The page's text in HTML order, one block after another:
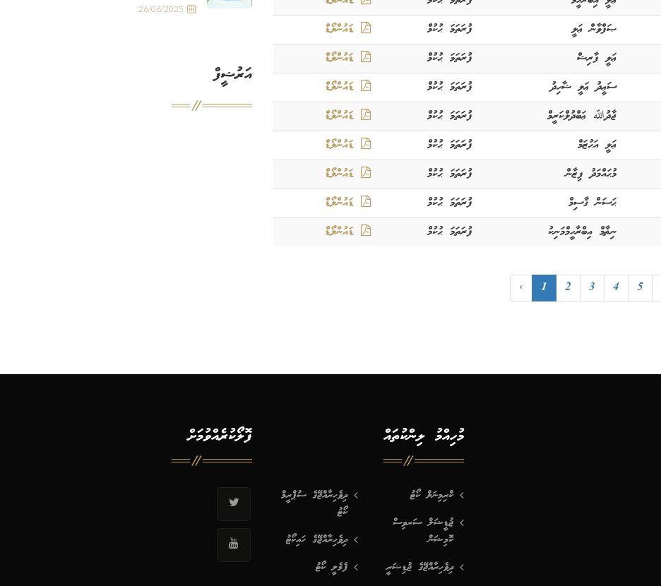
ޞަފްވާން ޢަލީ ފުރަތަމަ ޙުކުމް
ޑައުންލޯޑް
ޢަލީ ފާރިޝް ފުރަތަމަ ޙުކުމް
ޑައުންލޯޑް
ސަޢީދު ޢަލީ ޝާހިދު ފުރަތަމަ ޙުކުމް
ޑައުންލޯޑް
ޖާދުﷲ ޢަބްދުލްކަރީމް ފުރަތަމަ ޙުކުމް
ޑައުންލޯޑް
ޢަލީ އަޙުޒަމް ފުރަތަމަ ޙުކުމް
ޑައުންލޯޑް
މުޙައްމަދު ފިޒާން ފުރަތަމަ ޙުކުމް
ޑައުންލޯޑް
ޙަސަން ޤާސިމް ފުރަތަމަ ޙުކުމް
ޑައުންލޯޑް
ނިޡާމް އިބްރާހީމްމަނިކު ފުރަތަމަ ޙުކުމް ޑައުންލޯޑް
‹ 1 2 3 4 5
26/06/2025
އަރުޝީފް
ފޮލޯކުރެއްވުމަށް މުހިއްމު ލިންކުތައް
ދިވެހިރާއްޖޭގެ ސުޕްރީމް
ކޯޓު
ދިވެހިރާއްޖޭގެ ހައިކޯޓު
ފެމެލީ ކޯޓު
ކްރިމިނަލް ކޯޓު
ޖުޑީޝަލް ސަރވިސް
ކޮމިޝަން
ދިވެހިރާއްޖޭގެ ޖުޑިޝަރީ